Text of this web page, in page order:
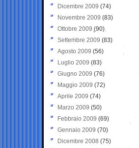
Dicembre 2009 (74)
Novembre 2009 (83)
Ottobre 2009 (90)
Settembre 2009 (83)
Agosto 2009 (56)
Luglio 2009 (83)
Giugno 2009 (76)
Maggio 2009 (72)
Aprile 2009 (74)
Marzo 2009 (50)
Febbraio 2009 (69)
Gennaio 2009 (70)
Dicembre 2008 (75)